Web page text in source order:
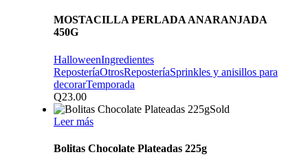
MOSTACILLA PERLADA ANARANJADA
450G
HalloweenIngredientes
ReposteríaOtrosReposteríaSprinkles y anisillos para
decorarTemporada
Q23.00
Sold
Leer más
Bolitas Chocolate Plateadas 225g